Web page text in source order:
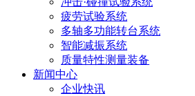
疲劳试验系统
多轴多功能转台系统
智能减振系统
质量特性测量装备
新闻中心
企业快讯